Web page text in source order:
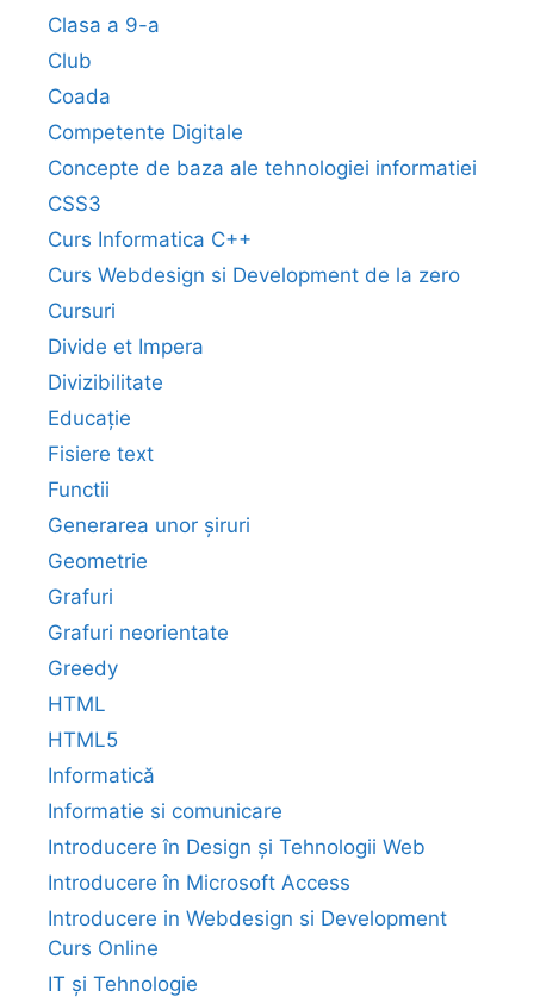
Clasa a 9-a
Club
Coada
Competente Digitale
Concepte de baza ale tehnologiei informatiei
CSS3
Curs Informatica C++
Curs Webdesign si Development de la zero
Cursuri
Divide et Impera
Divizibilitate
Educație
Fisiere text
Functii
Generarea unor șiruri
Geometrie
Grafuri
Grafuri neorientate
Greedy
HTML
HTML5
Informatică
Informatie si comunicare
Introducere în Design și Tehnologii Web
Introducere în Microsoft Access
Introducere in Webdesign si Development
Curs Online
IT și Tehnologie